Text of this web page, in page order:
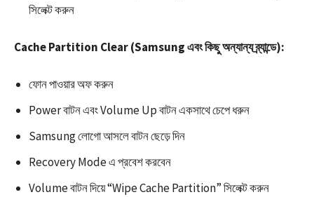
সিলেক্ট করুন
Cache Partition Clear (Samsung এবং কিছু অন্যান্য ব্র্যান্ডে):
ফোন পাওয়ার অফ করুন
Power বাটন এবং Volume Up বাটন একসাথে চেপে ধরুন
Samsung লোগো আসলে বাটন ছেড়ে দিন
Recovery Mode এ প্রবেশ করবেন​
Volume বাটন দিয়ে “Wipe Cache Partition” সিলেক্ট করুন